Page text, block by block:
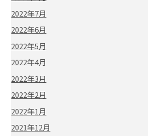
2022年7月
2022年6月
2022年5月
2022年4月
2022年3月
2022年2月
2022年1月
2021年12月